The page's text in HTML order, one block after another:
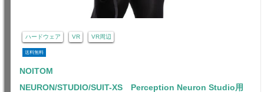
ハードウェア VR VR周辺
送料無料
NOITOM
NEURON/STUDIO/SUIT-XS Perception Neuron Studio用